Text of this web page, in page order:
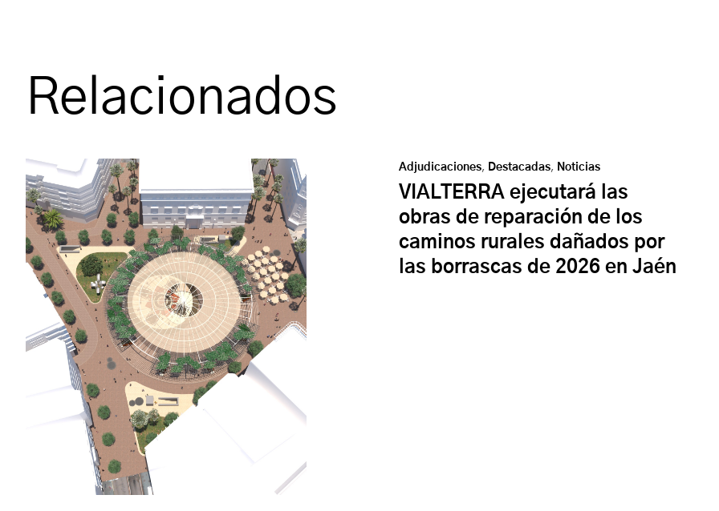
Relacionados
Adjudicaciones, Destacadas, Noticias
VIALTERRA ejecutará las
obras de reparación de los
caminos rurales dañados por
las borrascas de 2026 en Jaén